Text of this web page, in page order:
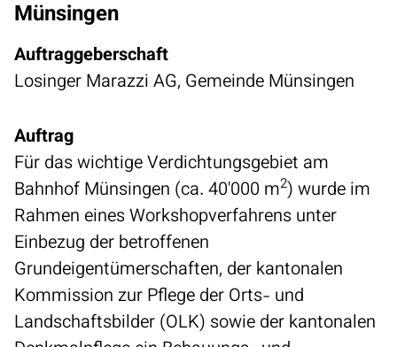
Münsingen
Auftraggeberschaft
Losinger Marazzi AG, Gemeinde Münsingen
Auftrag
Für das wichtige Verdichtungsgebiet am
Bahnhof Münsingen (ca. 40'000 m2) wurde im
Rahmen eines Workshopverfahrens unter
Einbezug der betroffenen
Grundeigentümerschaften, der kantonalen
Kommission zur Pflege der Orts- und
Landschaftsbilder (OLK) sowie der kantonalen